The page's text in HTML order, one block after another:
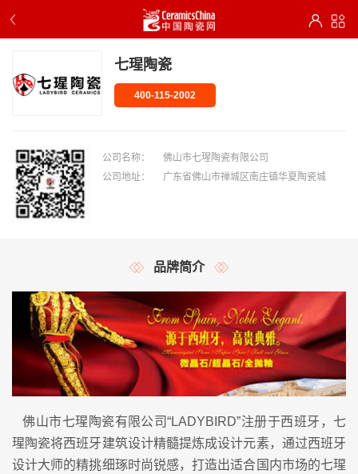
七瑆陶瓷
400-115-2002
公司名称：
佛山市七瑆陶瓷有限公司
公司地址：
广东省佛山市禅城区南庄镇华夏陶瓷城
品牌简介
佛山市七瑆陶瓷有限公司“LADYBIRD”注册于西班牙，七
瑆陶瓷将西班牙建筑设计精髓提炼成设计元素，通过西班牙
设计大师的精挑细琢时尚锐感，打造出适合国内市场的七瑆